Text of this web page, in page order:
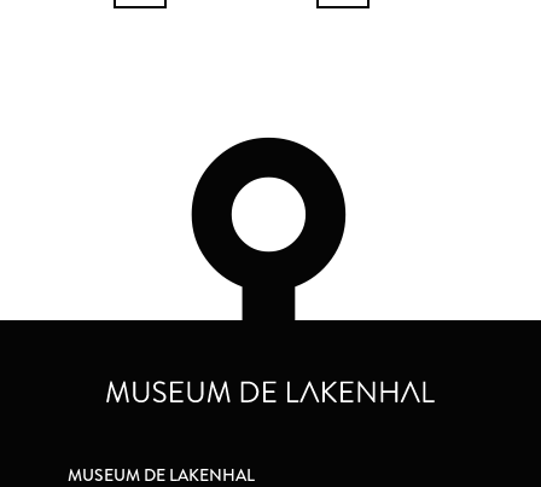
MUSEUM DE LAKENHAL